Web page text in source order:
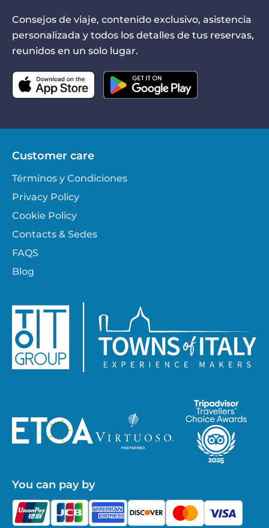
Consejos de viaje, contenido exclusivo, asistencia
personalizada y todos los detalles de tus reservas,
reunidos en un solo lugar.
Customer care
Términos y Condiciones
Privacy Policy
Cookie Policy
Contacts & Sedes
FAQS
Blog
You can pay by